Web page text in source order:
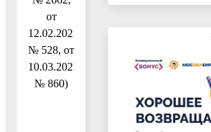
от
12.02.2021
№ 528, от
10.03.2021
№ 860)